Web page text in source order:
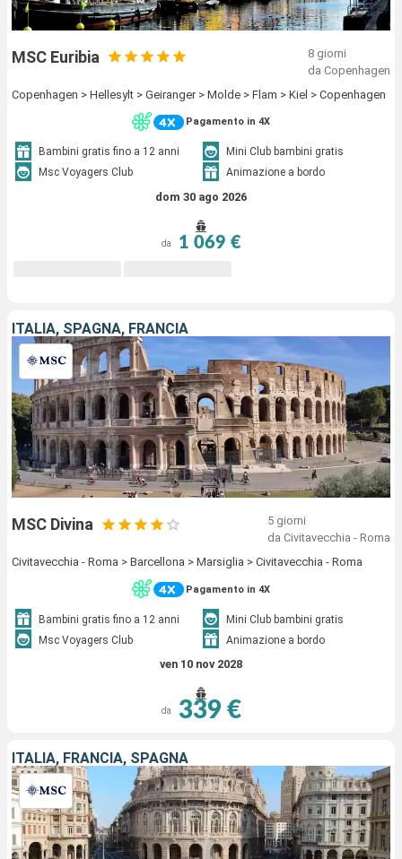
MSC Euribia
8 giorni
da Copenhagen
Copenhagen > Hellesylt > Geiranger > Molde > Flam > Kiel > Copenhagen
Pagamento in 4X
Bambini gratis fino a 12 anni
Mini Club bambini gratis
Msc Voyagers Club
Animazione a bordo
dom 30 ago 2026
da 1 069 €
ITALIA, SPAGNA, FRANCIA
MSC Divina
5 giorni
da Civitavecchia - Roma
Civitavecchia - Roma > Barcellona > Marsiglia > Civitavecchia - Roma
Pagamento in 4X
Bambini gratis fino a 12 anni
Mini Club bambini gratis
Msc Voyagers Club
Animazione a bordo
ven 10 nov 2028
da 339 €
ITALIA, FRANCIA, SPAGNA